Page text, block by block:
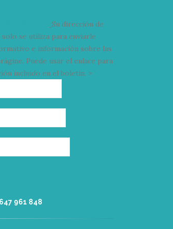
Su dirección de
se utiliza para enviarle
e información sobre las
Puede usar el enlace para
incluido en el boletín. >
961 848‬